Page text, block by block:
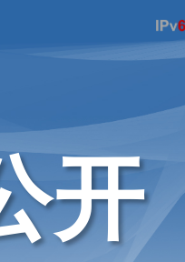
开